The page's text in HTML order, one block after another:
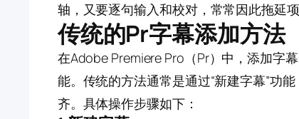
轴，又要逐句输入和校对，常常因此拖延
传统的Pr字幕添加方法
在Adobe Premiere Pro（Pr）中，添加字
能。传统的方法通常是通过“新建字幕”功
齐。具体操作步骤如下：